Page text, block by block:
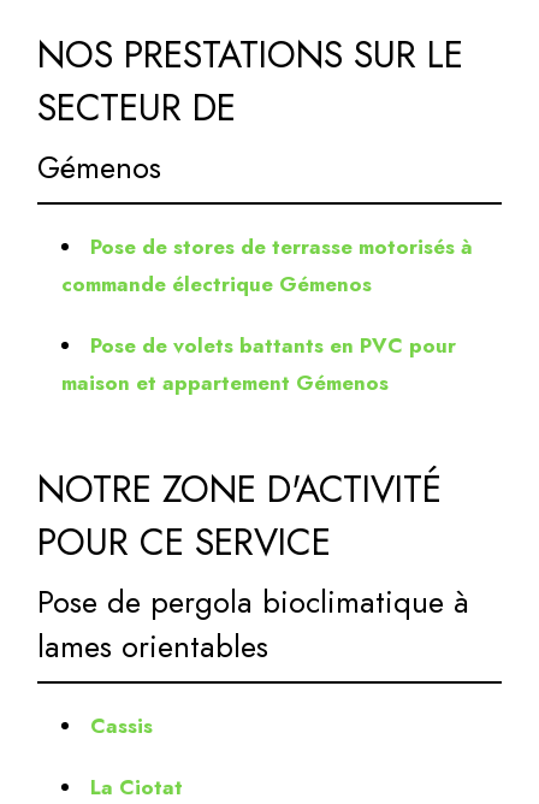
NOS PRESTATIONS SUR LE
SECTEUR DE
Gémenos
Pose de stores de terrasse motorisés à
commande électrique Gémenos
Pose de volets battants en PVC pour
maison et appartement Gémenos
NOTRE ZONE D'ACTIVITÉ
POUR CE SERVICE
Pose de pergola bioclimatique à
lames orientables
Cassis
La Ciotat